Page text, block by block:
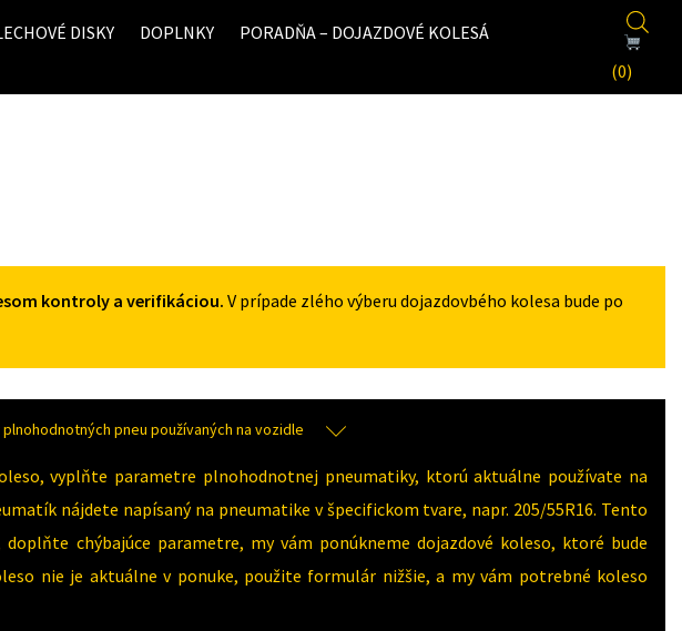
DISKY DOPLNKY
PORADŇA – DOJAZDOVÉ KOLESÁ
(0)
kontroly a verifikáciou. V prípade zlého výberu dojazdovbého kolesa bude po
plnohodnotných pneu používaných na vozidle
vyplňte parametre plnohodnotnej pneumatiky, ktorú aktuálne používate na
nájdete napísaný na pneumatike v špecifickom tvare, napr. 205/55R16. Tento
chýbajúce parametre, my vám ponúkneme dojazdové koleso, ktoré bude
nie je aktuálne v ponuke, použite formulár nižšie, a my vám potrebné koleso